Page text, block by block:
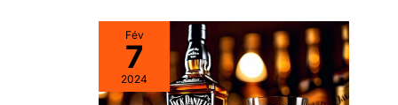
Fév
7
2024